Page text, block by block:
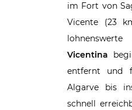
im Fort von
Vicente (23
lohnenswerte
Vicentina
entfernt und
Algarve bis
schnell